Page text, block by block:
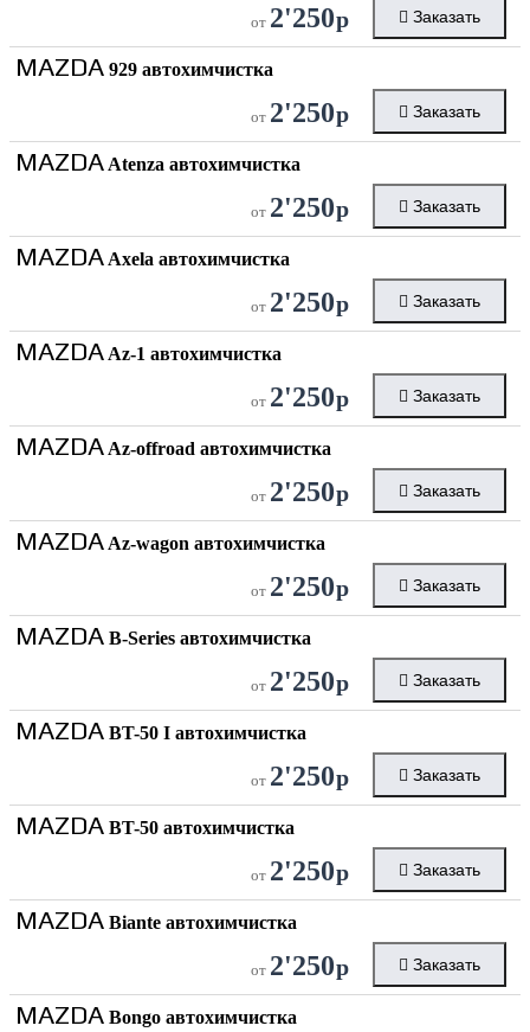
от 2'250р Заказать
MAZDA 929 автохимчистка
от 2'250р Заказать
MAZDA Atenza автохимчистка
от 2'250р Заказать
MAZDA Axela автохимчистка
от 2'250р Заказать
MAZDA Az-1 автохимчистка
от 2'250р Заказать
MAZDA Az-offroad автохимчистка
от 2'250р Заказать
MAZDA Az-wagon автохимчистка
от 2'250р Заказать
MAZDA B-Series автохимчистка
от 2'250р Заказать
MAZDA BT-50 I автохимчистка
от 2'250р Заказать
MAZDA BT-50 автохимчистка
от 2'250р Заказать
MAZDA Biante автохимчистка
от 2'250р Заказать
MAZDA Bongo автохимчистка